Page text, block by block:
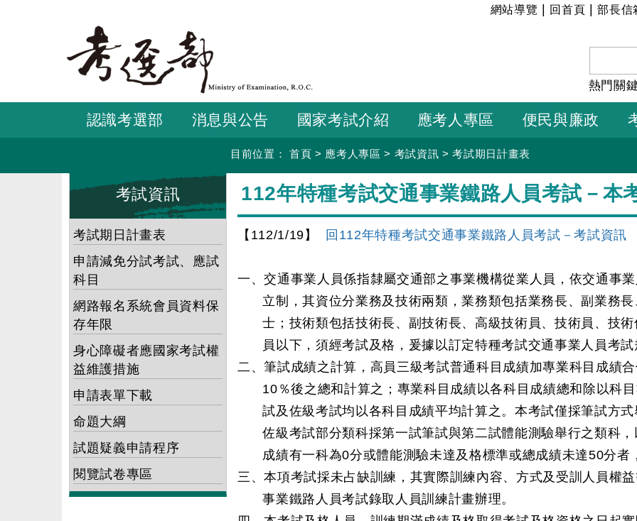
要
容
:::
網站導覽 回首頁 |部長信
熱門關
認識考選部 消息與公告 國家考試介紹 應考人專區 便民與廉政
目前位置： 首頁 > 應考人專區 > 考試資訊 >考試期日計畫表
考試資訊
考試期日計畫表
申請減免分試考試、應試
科目
網路報名系統會員資料保
存年限
身心障礙者應國家考試權
益維護措施
申請表單下載
命題大綱
試題疑義申請程序
閱覽試卷專區
112年特種考試交通事業鐵路人員考試－本
【112/1/19】 回112年特種考試交通事業鐵路人員考試－考試資訊
一、交通事業人員係指隸屬交通部之事業機構從業人員，依交通事
立制，其資位分業務及技術兩類，業務類包括業務長、副業務
士；技術類包括技術長、副技術長、高級技術員、技術員、技
員以下，須經考試及格，爰據以訂定特種考試交通事業人員考
二、筆試成績之計算，高員三級考試普通科目成績加專業科目成績
10％後之總和計算之；專業科目成績以各科目成績總和除以科
試及佐級考試均以各科目成績平均計算之。本考試僅採筆試方
佐級考試部分類科採第一試筆試與第二試體能測驗舉行之類科
成績有一科為0分或體能測驗未達及格標準或總成績未達50分
三、本項考試採未占缺訓練，其實際訓練內容、方式及受訓人員權
事業鐵路人員考試錄取人員訓練計畫辦理。